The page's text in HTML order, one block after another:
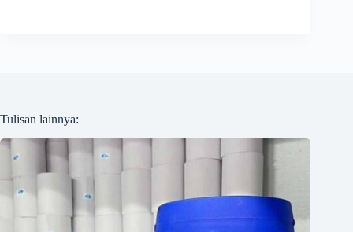
Tulisan lainnya: